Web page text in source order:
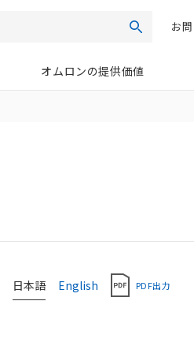
検索お
オムロンの提供価値
日本語 English PDF出力